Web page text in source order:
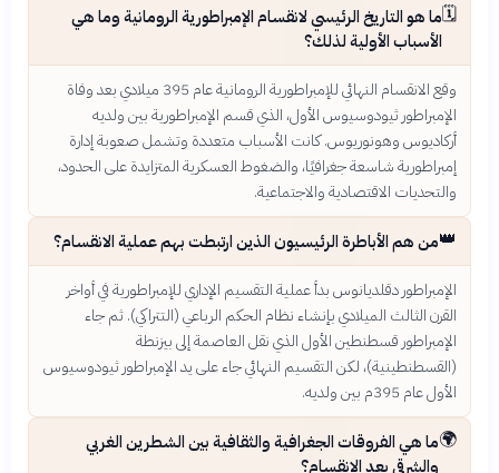
🗓️ما هو التاريخ الرئيسي لانقسام الإمبراطورية الرومانية وما هي
الأسباب الأولية لذلك؟
وقع الانقسام النهائي للإمبراطورية الرومانية عام 395 ميلادي بعد وفاة
الإمبراطور ثيودوسيوس الأول، الذي قسم الإمبراطورية بين ولديه
أركاديوس وهونوريوس. كانت الأسباب متعددة وتشمل صعوبة إدارة
إمبراطورية شاسعة جغرافيًا، والضغوط العسكرية المتزايدة على الحدود،
والتحديات الاقتصادية والاجتماعية.
👑من هم الأباطرة الرئيسيون الذين ارتبطت بهم عملية الانقسام؟
الإمبراطور دقلديانوس بدأ عملية التقسيم الإداري للإمبراطورية في أواخر
القرن الثالث الميلادي بإنشاء نظام الحكم الرباعي (التتراكي). ثم جاء
الإمبراطور قسطنطين الأول الذي نقل العاصمة إلى بيزنطة
(القسطنطينية)، لكن التقسيم النهائي جاء على يد الإمبراطور ثيودوسيوس
الأول عام 395م بين ولديه.
🌍ما هي الفروقات الجغرافية والثقافية بين الشطرين الغربي
والشرقي بعد الانقسام؟